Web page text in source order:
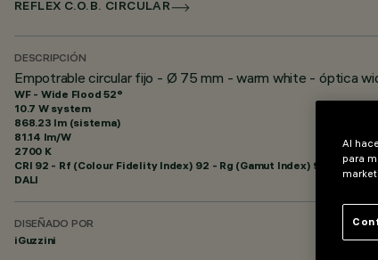
REFLEX C.O.B. CIRCULAR
DESCRIPCIÓN
Empotrable circular fijo - Ø 75 mm - warm white - óptica
WF - Wide Flood 52°
10.7 W system
868.23 lm (sistema)
81.14 lm/W
2700 K
CRI 92 - Rf (Colour Fidelity Index) 92 - Rg (Gamut Index) 99
DALI
DISEÑADO POR
iGuzzini
Al
para